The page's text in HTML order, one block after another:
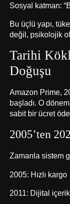
Sosyal katman:
Bu üçlü yapı,
değil, psikolojik
Tarihi
Doğuşu
Amazon Prime,
başladı. O
sabit bir ücret
2005’ten
Zamanla sistem
2005: Hızlı kargo
2011: Dijital